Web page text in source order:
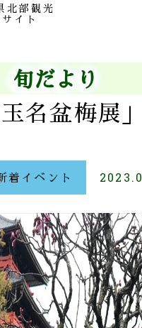
北部観光
イト
旬だより
玉名盆梅展
着イベント